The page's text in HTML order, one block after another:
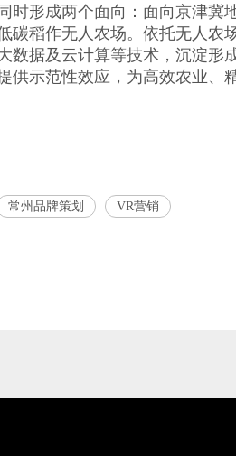
形成两个面向：面向京津冀
稻作无人农场。依托无人
据及云计算等技术，沉淀形
示范性效应，为高效农业、
常州品牌策划 VR营销